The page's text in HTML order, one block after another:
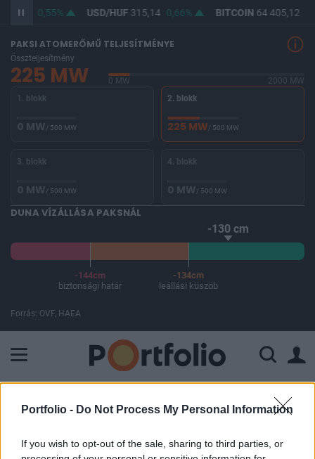
Portfolio - Do Not Process My Personal Information
If you wish to opt-out of the sale, sharing to third parties, or
0,55% USD/HUF315,14 0,66% BITCOIN64 405,12
PAKSI ATOMERŐMŰ TELJESÍTMÉNYE
Összteljesítmény
225 MW 0 MW
2000 MW
1. blokk
0 MW/ 500 MW
2. blokk
225 MW/ 500 MW
3. blokk
0 MW/ 500 MW
4. blokk
0 MW/ 500 MW
DUNA VÍZÁLLÁSA PAKSNÁL
-130 cm
-144cm
biztonsági határ
-134cm
leállási küszöb
Forrás: OVF, HAEA
ELŐFIZETŐI TARTALOM
Mégsem jönnek tőzsdére a